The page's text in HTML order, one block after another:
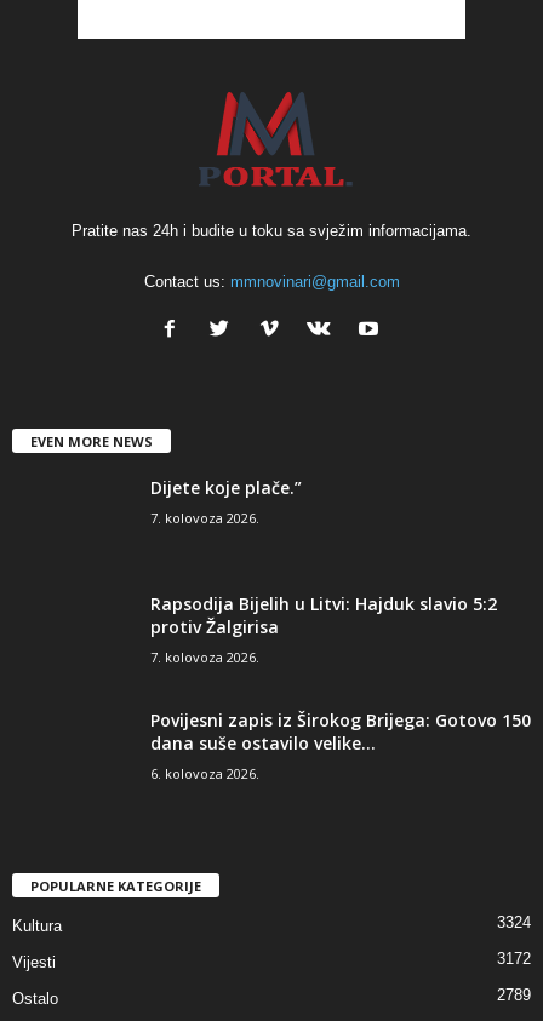
Pratite nas 24h i budite u toku sa svježim informacijama.
Contact us: mmnovinari@gmail.com
EVEN MORE NEWS
Dijete koje plače.”
7. kolovoza 2026.
Rapsodija Bijelih u Litvi: Hajduk slavio 5:2
protiv Žalgirisa
7. kolovoza 2026.
Povijesni zapis iz Širokog Brijega: Gotovo 150
dana suše ostavilo velike...
6. kolovoza 2026.
POPULARNE KATEGORIJE
Kultura 3324
Vijesti 3172
Ostalo 2789